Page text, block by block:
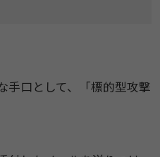
手口として、「標的型攻撃